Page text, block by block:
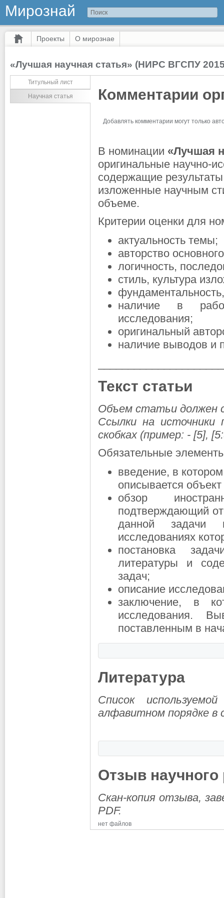
Мирознай
Проекты О мирознае
«Лучшая научная статья» (НИРС ВГСПУ
Титульный лист
Научная статья
Комментарии
Добавлять комментарии могут только
В номинации «Лучшая
оригинальные научно-
содержащие
изложенные научным
объеме.
Критерии оценки для
актуальность темы;
авторство
логичность,
стиль, культура
наличие в
исследования;
оригинальный
наличие выводов и
Текст статьи
Объем статьи должен
Ссылки на
скобках (пример: - [5],
Обязательные
введение, в
описывается
обзор
подтверждающий
данной задачи
исследованиях
постановка
литературы и
задач;
описание
заключение, в
исследования.
поставленным в
Литература
Список
алфавитном порядке
Отзыв научного
Скан-копия отзыва,
PDF.
нет файлов